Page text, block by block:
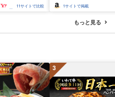
11サイトで比較 1サイトで掲載
もっと見る
3